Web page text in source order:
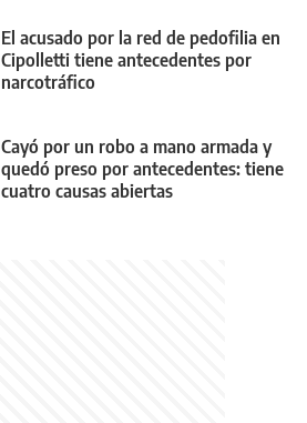
El acusado por la red de pedofilia en
Cipolletti tiene antecedentes por
narcotráfico
Cayó por un robo a mano armada y
quedó preso por antecedentes: tiene
cuatro causas abiertas